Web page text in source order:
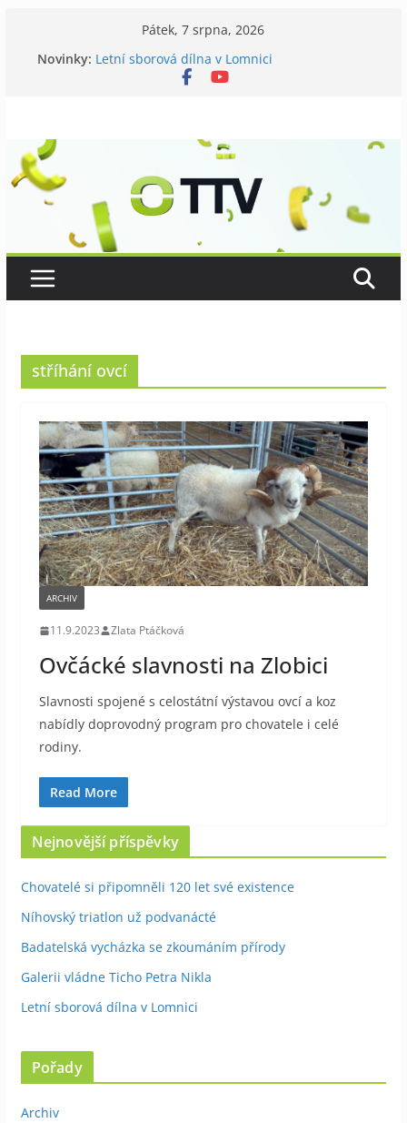
Pátek, 7 srpna, 2026
Novinky: Letní sborová dílna v Lomnici
Chovatelé si připomněli 120 let své existence
stříhání ovcí
ARCHIV
11.9.2023 Zlata Ptáčková
Ovčácké slavnosti na Zlobici
Slavnosti spojené s celostátní výstavou ovcí a koz
nabídly doprovodný program pro chovatele i celé
rodiny.
Read More
Nejnovější příspěvky
Chovatelé si připomněli 120 let své existence
Níhovský triatlon už podvanácté
Badatelská vycházka se zkoumáním přírody
Galerii vládne Ticho Petra Nikla
Letní sborová dílna v Lomnici
Pořady
Archiv